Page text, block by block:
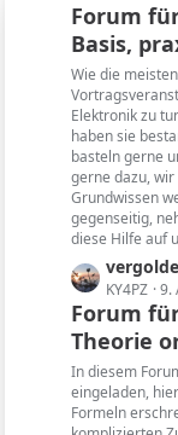
Forum
Basis,
Wie die
Elektronik zu
haben sie
basteln gerne
gerne dazu,
Grundwissen
gegenseitig,
diese Hilfe auf
L
e
t
z
t
e
B
vergoldete
KY4PZ 9.
Forum
Theorie
In diesem
eingeladen,
Formeln